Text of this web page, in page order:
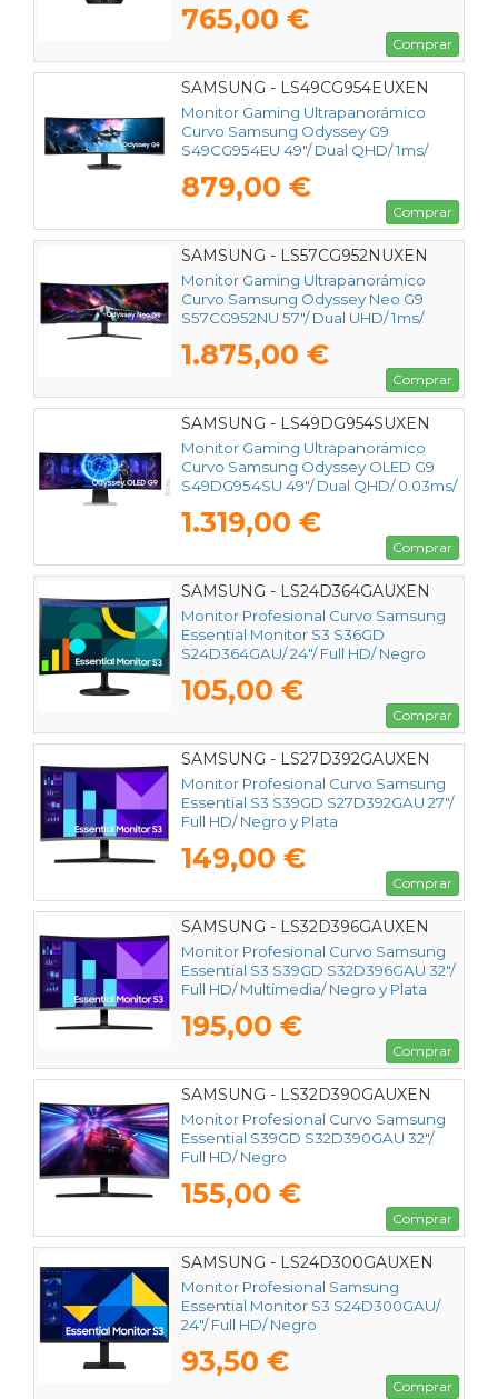
765,00 €
Comprar
SAMSUNG - LS49CG954EUXEN
Monitor Gaming Ultrapanorámico
Curvo Samsung Odyssey G9
S49CG954EU 49"/ Dual QHD/ 1ms/
Negro
879,00 €
Comprar
SAMSUNG - LS57CG952NUXEN
Monitor Gaming Ultrapanorámico
Curvo Samsung Odyssey Neo G9
S57CG952NU 57"/ Dual UHD/ 1ms/
Blanco
1.875,00 €
Comprar
SAMSUNG - LS49DG954SUXEN
Monitor Gaming Ultrapanorámico
Curvo Samsung Odyssey OLED G9
S49DG954SU 49"/ Dual QHD/ 0.03ms/
en altura/ Plata
1.319,00 €
Comprar
SAMSUNG - LS24D364GAUXEN
Monitor Profesional Curvo Samsung
Essential Monitor S3 S36GD
S24D364GAU/ 24"/ Full HD/ Negro
105,00 €
Comprar
SAMSUNG - LS27D392GAUXEN
Monitor Profesional Curvo Samsung
Essential S3 S39GD S27D392GAU 27"/
Full HD/ Negro y Plata
149,00 €
Comprar
SAMSUNG - LS32D396GAUXEN
Monitor Profesional Curvo Samsung
Essential S3 S39GD S32D396GAU 32"/
Full HD/ Multimedia/ Negro y Plata
195,00 €
Comprar
SAMSUNG - LS32D390GAUXEN
Monitor Profesional Curvo Samsung
Essential S39GD S32D390GAU 32"/
Full HD/ Negro
155,00 €
Comprar
SAMSUNG - LS24D300GAUXEN
Monitor Profesional Samsung
Essential Monitor S3 S24D300GAU/
24"/ Full HD/ Negro
93,50 €
Comprar